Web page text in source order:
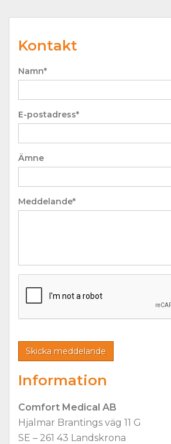
Kontakt
Namn*
E-postadress*
Ämne
Meddelande*
Information
Comfort Medical AB
Hjalmar Brantings väg 11 G
SE – 261 43 Landskrona